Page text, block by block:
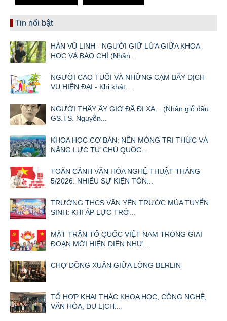
Tin nổi bật
HÀN VŨ LINH - NGƯỜI GIỮ LỬA GIỮA KHOA
HỌC VÀ BÁO CHÍ (Nhân...
NGƯỜI CAO TUỔI VÀ NHỮNG CẠM BẪY DỊCH
VỤ HIỆN ĐẠI - Khi khát...
NGƯỜI THẦY ẤY GIỜ ĐÃ ĐI XA... (Nhân giỗ đầu
GS.TS. Nguyễn...
KHOA HỌC CƠ BẢN: NỀN MÓNG TRI THỨC VÀ
NĂNG LỰC TỰ CHỦ QUỐC...
TOÀN CẢNH VĂN HÓA NGHỆ THUẬT THÁNG
5/2026: NHIỀU SỰ KIỆN TÔN...
TRƯỜNG THCS VĂN YÊN TRƯỚC MÙA TUYỂN
SINH: KHI ÁP LỰC TRỞ...
MẶT TRẬN TỔ QUỐC VIỆT NAM TRONG GIAI
ĐOẠN MỚI HIỆN DIỆN NHƯ...
CHỢ ĐỒNG XUÂN GIỮA LÒNG BERLIN
TỔ HỢP KHAI THÁC KHOA HỌC, CÔNG NGHỆ,
VĂN HÓA, DU LỊCH...